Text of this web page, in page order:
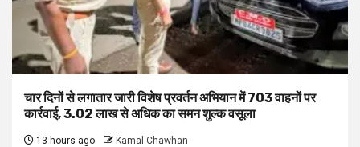
चार दिनों से लगातार जारी विशेष प्रवर्तन अभियान में 703 वाहनों पर
कार्रवाई, ₹3.02 लाख से अधिक का समन शुल्क वसूला
13 hours ago Kamal Chawhan